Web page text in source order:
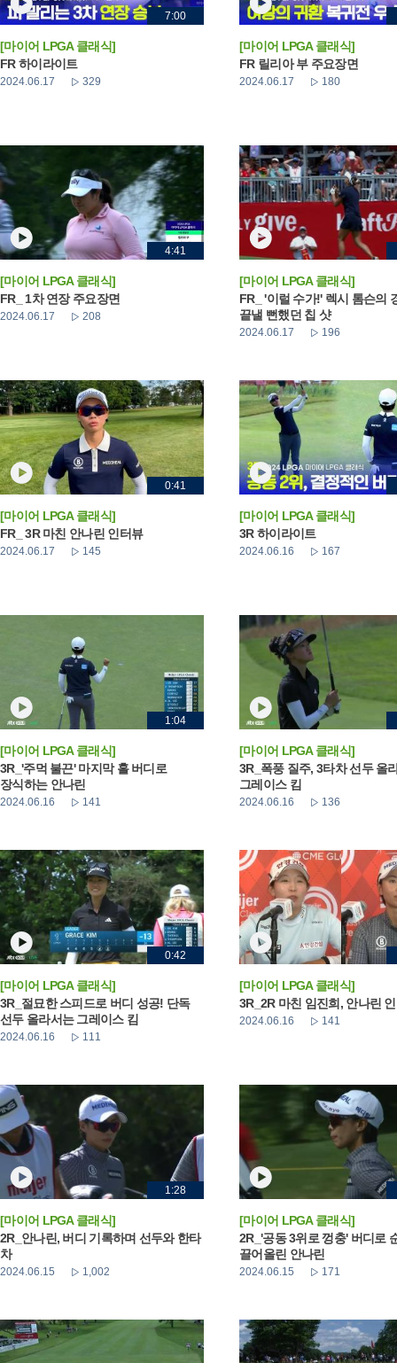
7:00
[마이어 LPGA 클래식]
FR 하이라이트
2024.06.17 329
[마이어 LPGA 클래식]
FR 릴리아 부 주요장면
2024.06.17 180
4:41
[마이어 LPGA 클래식]
FR_ 1차 연장 주요장면
2024.06.17 208
[마이어 LPGA 클래식]
FR_ '이럴 수가!' 렉시 톰슨의
끝낼 뻔했던 칩 샷
2024.06.17 196
0:41
[마이어 LPGA 클래식]
FR_ 3R 마친 안나린 인터뷰
2024.06.17 145
[마이어 LPGA 클래식]
3R 하이라이트
2024.06.16 167
1:04
[마이어 LPGA 클래식]
3R_'주먹 불끈' 마지막 홀 버디로
장식하는 안나린
2024.06.16 141
[마이어 LPGA 클래식]
3R_폭풍 질주, 3타차 선두 올
그레이스 킴
2024.06.16 136
0:42
[마이어 LPGA 클래식]
3R_절묘한 스피드로 버디 성공! 단독
선두 올라서는 그레이스 킴
2024.06.16 111
[마이어 LPGA 클래식]
3R_2R 마친 임진희, 안나린
2024.06.16 141
1:28
[마이어 LPGA 클래식]
2R_안나린, 버디 기록하며 선두와 한타
차
2024.06.15 1,002
[마이어 LPGA 클래식]
2R_'공동 3위로 껑충' 버디로
끌어올린 안나린
2024.06.15 171